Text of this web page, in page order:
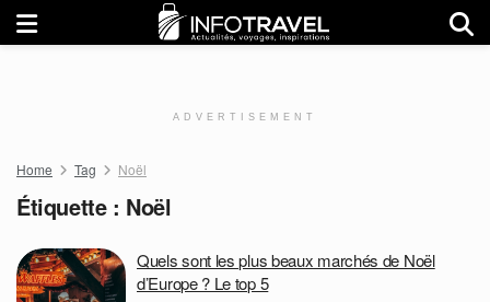
ADVERTISEMENT
Home Tag Noël
Étiquette : Noël
Quels sont les plus beaux marchés de Noël
d’Europe ? Le top 5